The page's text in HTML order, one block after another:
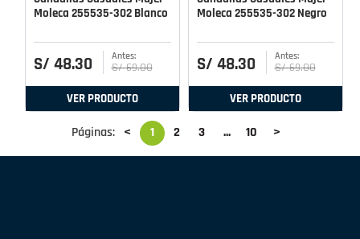
Moleca 255535-302 Blanco
S/ 48.30 S/ 69.00
VER PRODUCTO
Moleca 255535-302 Negro
S/ 48.30 S/ 69.00
VER PRODUCTO
Páginas: < 1 2 3 ... 10 >